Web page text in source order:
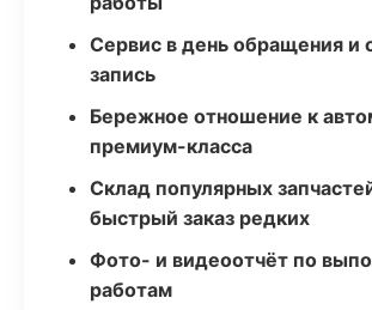
Сервис в день обращения и
запись
Бережное отношение к
премиум-класса
Склад популярных
быстрый заказ редких
Фото- и видеоотчёт по
работам